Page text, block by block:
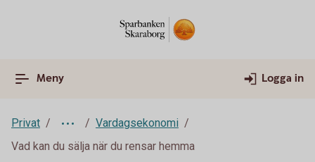
Meny Logga in
Privat
Vardagsekonomi
Vad kan du sälja när du rensar hemma